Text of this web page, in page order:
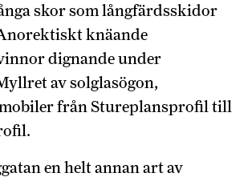
skor som långfärdsskidor
knäande
dignande under
av solglasögon,
från Stureplansprofil till
en helt annan art av